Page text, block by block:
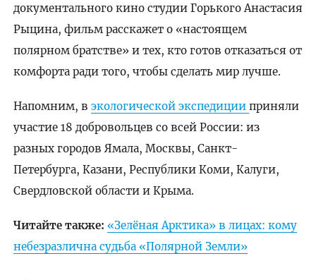
документального кино студии Горького Анастасия
Рыцина, фильм расскажет о «настоящем
полярном братстве» и тех, кто готов отказаться от
комфорта ради того, чтобы сделать мир лучше.
Напомним, в экологической экспедиции приняли
участие 18 добровольцев со всей России: из
разных городов Ямала, Москвы, Санкт-
Петербурга, Казани, Республики Коми, Калуги,
Свердловской области и Крыма.
Читайте также: «Зелёная Арктика» в лицах: кому
небезразлична судьба «Полярной Земли»